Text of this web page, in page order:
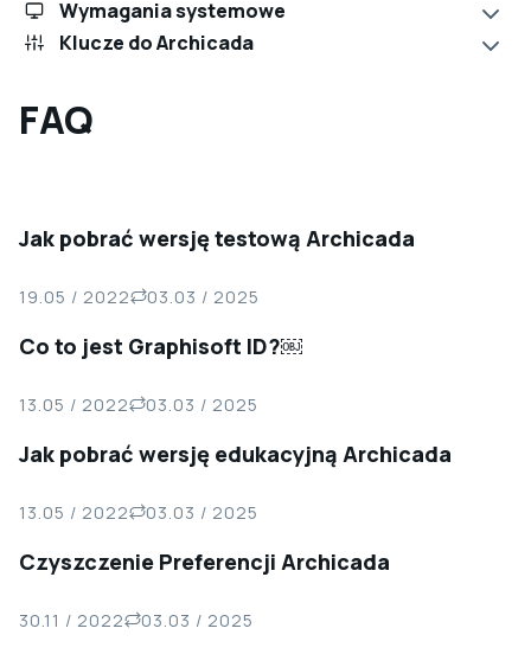
FAQ
Jak pobrać wersję testową Archicada
19.05 / 2022 03.03 / 2025
Co to jest Graphisoft ID?￼
13.05 / 2022 03.03 / 2025
Jak pobrać wersję edukacyjną Archicada
13.05 / 2022 03.03 / 2025
Czyszczenie Preferencji Archicada
30.11 / 2022 03.03 / 2025
Wymagania systemowe
Klucze do Archicada